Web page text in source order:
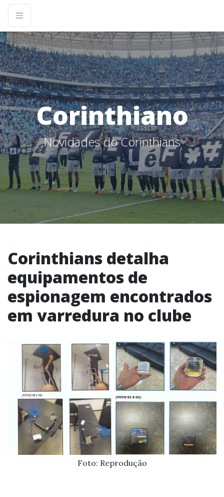
Corinthiano
Novidades do Corinthians
Corinthians detalha
equipamentos de
espionagem encontrados
em varredura no clube
Foto: Reprodução